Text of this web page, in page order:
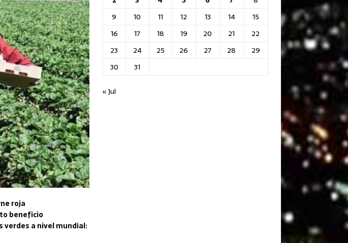
roja
beneficio
verdes a nivel mundial:
9
10 11 12 13 14
15
16
17 18 19 20 21
22
23
24 25 26 27 28
29
30
31
« Jul